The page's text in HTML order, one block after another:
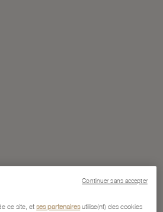
ce site, etses partenairesutilise(nt) des cookies
Continuer sans accepter